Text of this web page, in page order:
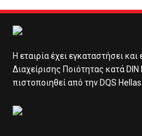
Η εταιρία έχει εγκαταστήσει
Διαχείρισης Ποιότητας κατά DIN
πιστοποιηθεί από την DQS Hellas.